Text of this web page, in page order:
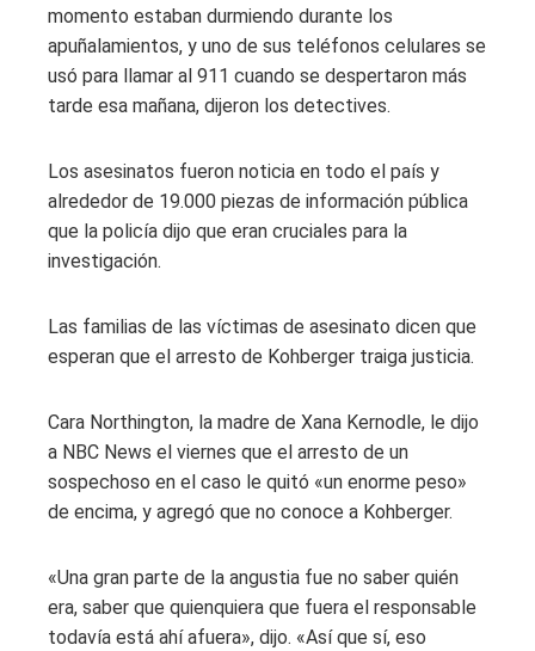
momento estaban durmiendo durante los
apuñalamientos, y uno de sus teléfonos celulares se
usó para llamar al 911 cuando se despertaron más
tarde esa mañana, dijeron los detectives.
Los asesinatos fueron noticia en todo el país y
alrededor de 19.000 piezas de información pública
que la policía dijo que eran cruciales para la
investigación.
Las familias de las víctimas de asesinato dicen que
esperan que el arresto de Kohberger traiga justicia.
Cara Northington, la madre de Xana Kernodle, le dijo
a NBC News el viernes que el arresto de un
sospechoso en el caso le quitó «un enorme peso»
de encima, y ​​agregó que no conoce a Kohberger.
«Una gran parte de la angustia fue no saber quién
era, saber que quienquiera que fuera el responsable
todavía está ahí afuera», dijo. «Así que sí, eso